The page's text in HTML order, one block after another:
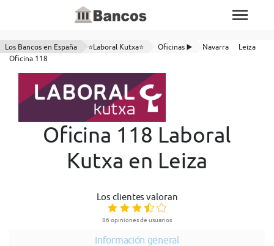
Los Bancos en España ⭐Laboral Kutxa⭐ Oficinas ▶️ Navarra
Leiza
Oficina 118
Oficina 118 Laboral
Kutxa en Leiza
Los clientes valoran
86 opiniones de usuarios
Información general